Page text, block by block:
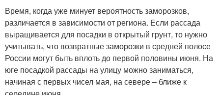
Время, когда уже минует вероятность заморозков,
различается в зависимости от региона. Если рассада
выращивается для посадки в открытый грунт, то нужно
учитывать, что возвратные заморозки в средней полосе
России могут быть вплоть до первой половины июня. На
юге посадкой рассады на улицу можно заниматься,
начиная с первых чисел мая, на севере – ближе к